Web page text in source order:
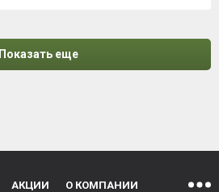
Показать еще
АКЦИИ О КОМПАНИИ